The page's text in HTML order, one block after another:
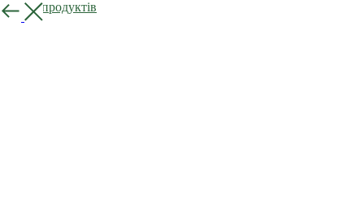
Більше продуктів